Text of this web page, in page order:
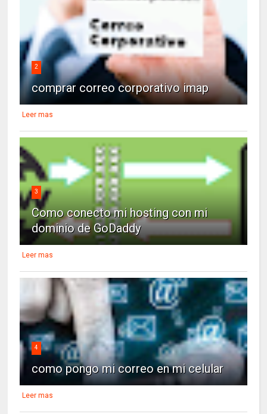
2
comprar correo corporativo imap
Leer mas
3
Como conecto mi hosting con mi
dominio de GoDaddy
Leer mas
4
como pongo mi correo en mi celular
Leer mas